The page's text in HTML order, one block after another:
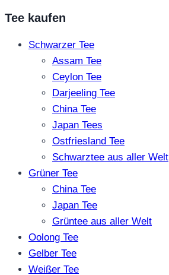
Tee kaufen
Schwarzer Tee
Assam Tee
Ceylon Tee
Darjeeling Tee
China Tee
Japan Tees
Ostfriesland Tee
Schwarztee aus aller Welt
Grüner Tee
China Tee
Japan Tee
Grüntee aus aller Welt
Oolong Tee
Gelber Tee
Weißer Tee